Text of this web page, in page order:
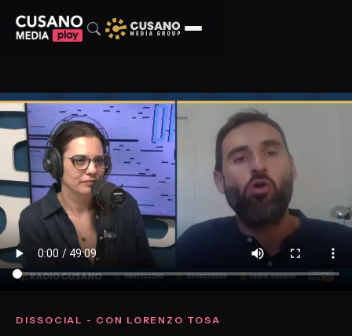
DISSOCIAL - CON LORENZO TOSA